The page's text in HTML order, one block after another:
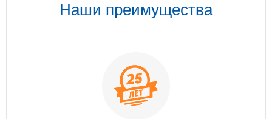
Наши преимущества